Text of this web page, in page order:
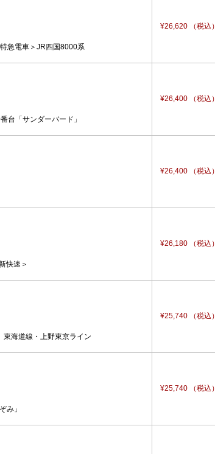
急電車＞JR四国8000系
¥26,620 （税込）
台「サンダーバード」
¥26,400 （税込）
¥26,400 （税込）
快速＞
¥26,180 （税込）
海道線・上野東京ライン
¥25,740 （税込）
み」
¥25,740 （税込）